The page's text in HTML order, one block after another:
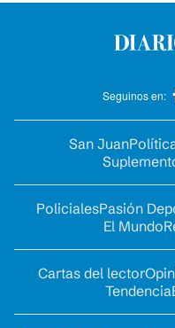
Seguinos en:
San Juan
PolicialesPasión
El Mundo
Cartas del lector
Tendencia